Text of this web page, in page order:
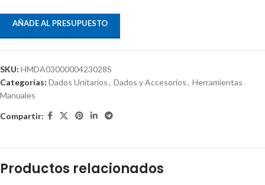
AÑADE AL PRESUPUESTO
SKU: HMDA0300000423028S
Categorías: Dados Unitarios, Dados y Accesorios, Herramientas
Manuales
Compartir:
Productos relacionados